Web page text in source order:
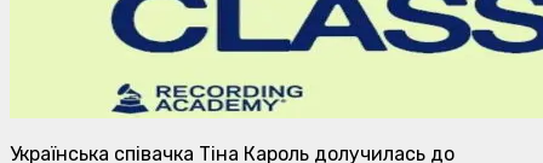
Українська співачка Тіна Кароль долучилась до